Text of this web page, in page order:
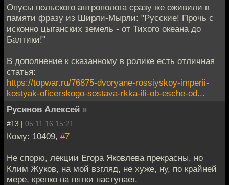
Опусы польского антрополога сразу же оживили в
памяти фразу из Ширли-Мырли: "Русские! Прочь с
исконно цыганских земель - от Тихого океана до
Балтики!"
В дополнение к сказанному в ролике есть отличная
статья:
https://topwar.ru/76875-dvoryane-rossiyskoy-imperii-
kostyak-oficerskogo-sostava-rkka-ili-ob-esche-od...
Русинов Алексей »
#13 | 05.11.16 15:21
Кому: 10409, #7
Не спорю, лекции Егора Яковлева прекрасны, но
Клим Жуков, на мой взгляд, не хуже, ну, по крайней
мере, крепко на пятки наступает.